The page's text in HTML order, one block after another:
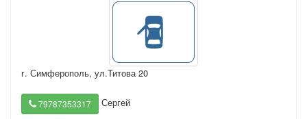
г. Симферополь, ул.Титова 20
79787353317 Сергей